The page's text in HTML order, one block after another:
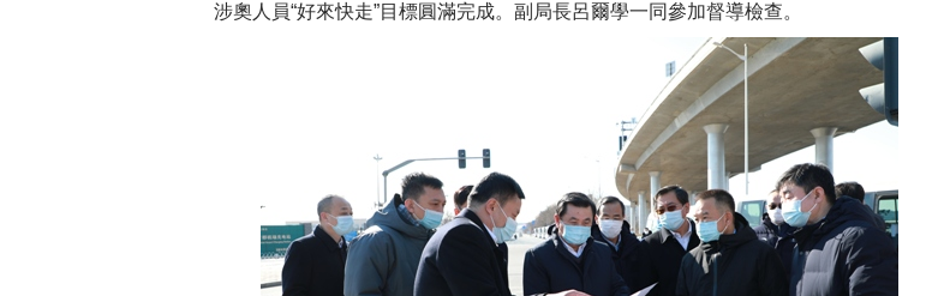
涉奧人員“好來快走”目標圓滿完成。副局長呂爾學一同參加督導檢查。